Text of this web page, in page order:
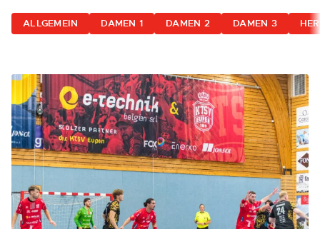
ALLGEMEIN DAMEN 1 DAMEN 2 DAMEN 3